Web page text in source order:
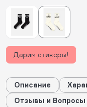
Дарим стикеры!
Описание
Отзывы и Вопросы